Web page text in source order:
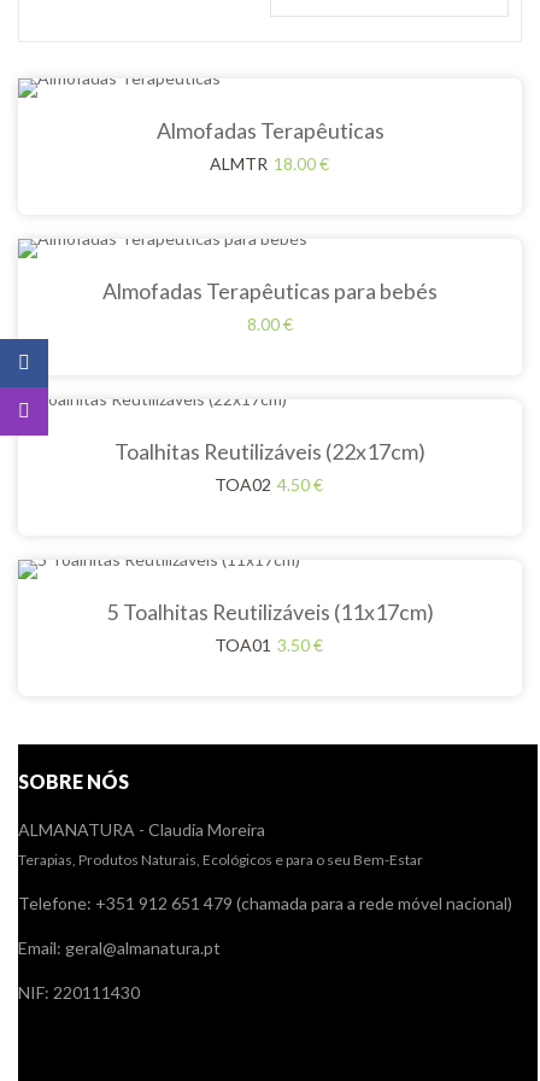
Almofadas Terapêuticas
ALMTR 18.00€
Almofadas Terapêuticas para bebés
8.00€
Toalhitas Reutilizáveis (22x17cm)
TOA02 4.50€
5 Toalhitas Reutilizáveis (11x17cm)
TOA01 3.50€
SOBRE NÓS
ALMANATURA - Claudia Moreira
Terapias, Produtos Naturais, Ecológicos e para o seu Bem-Estar
Telefone: +351 912 651 479 (chamada para a rede móvel nacional)
Email: geral@almanatura.pt
NIF: 220111430